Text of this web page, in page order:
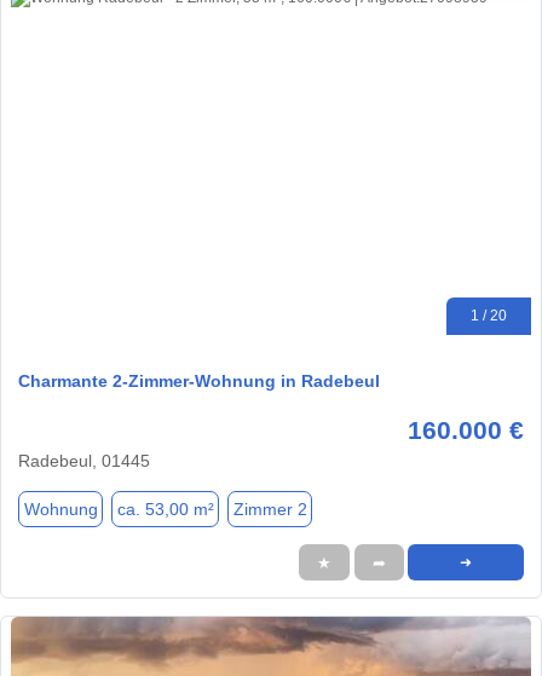
1 / 20
Charmante 2-Zimmer-Wohnung in Radebeul
160.000 €
Radebeul, 01445
Wohnung ca. 53,00 m² Zimmer 2
★ ➦ ➜